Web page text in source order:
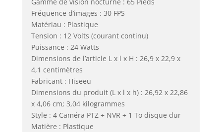
Gamme de vision nocturne : 65 Pieds
Fréquence d’images : 30 FPS
Matériau : Plastique
Tension : 12 Volts (courant continu)
Puissance : 24 Watts
Dimensions de l’article L x l x H : 26,9 x 22,9 x
4,1 centimètres
Fabricant : Hiseeu
Dimensions du produit (L x l x h) : 26,92 x 22,86
x 4,06 cm; 3,04 kilogrammes
Style : 4 Caméra PTZ + NVR + 1 To disque dur
Matière : Plastique